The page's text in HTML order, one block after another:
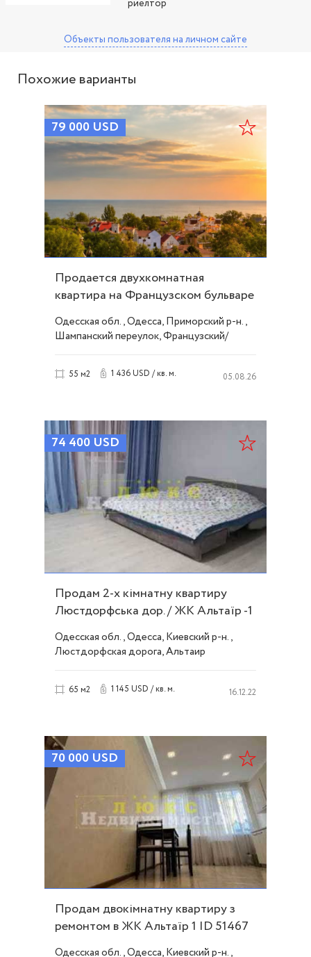
риелтор
Объекты пользователя на личном сайте
Похожие варианты
79 000 USD
Продается двухкомнатная
квартира на Французском бульваре
- МОРЕ ID 54016
Одесская обл., Одесса, Приморский р-н.,
Шампанский переулок, Французский/
55 м2 1 436 USD / кв. м. 05.08.26
74 400 USD
Продам 2-х кімнатну квартиру
Люстдорфська дор. / ЖК Альтаїр -1
ID 51460
Одесская обл., Одесса, Киевский р-н.,
Люстдорфская дорога, Альтаир
65 м2 1 145 USD / кв. м. 16.12.22
70 000 USD
Продам двокімнатну квартиру з
ремонтом в ЖК Альтаїр 1 ID 51467
Одесская обл., Одесса, Киевский р-н.,